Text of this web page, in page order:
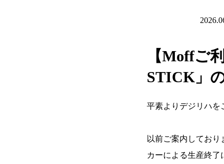
【Moffご
STICK」
平素よりデジリハを
以前ご案内してお
カーによる生産終了